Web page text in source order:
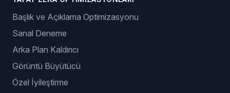
Başlık ve Açıklama Optimizasyonu
Sanal Deneme
Arka Plan Kaldırıcı
Görüntü Büyütücü
Özel İyileştirme